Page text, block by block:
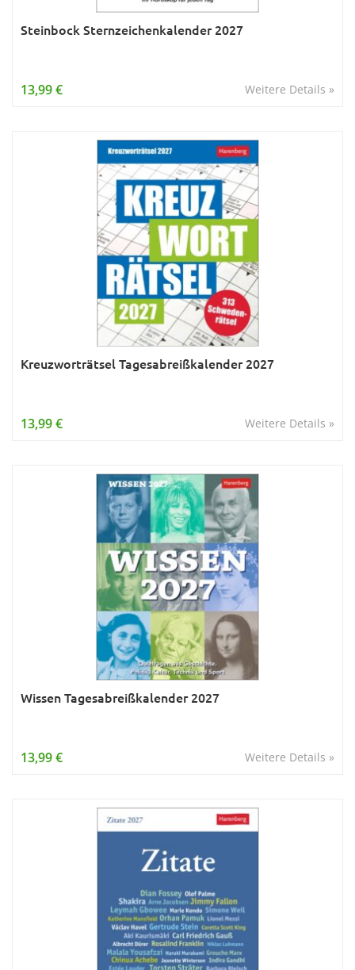
Steinbock Sternzeichenkalender 2027
Weitere Details »
13,99 €
Kreuzworträtsel Tagesabreißkalender 2027
Weitere Details »
13,99 €
Wissen Tagesabreißkalender 2027
Weitere Details »
13,99 €